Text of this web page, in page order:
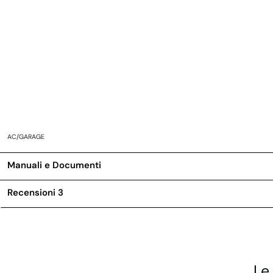
AC/GARAGE
Manuali e Documenti
Recensioni 3